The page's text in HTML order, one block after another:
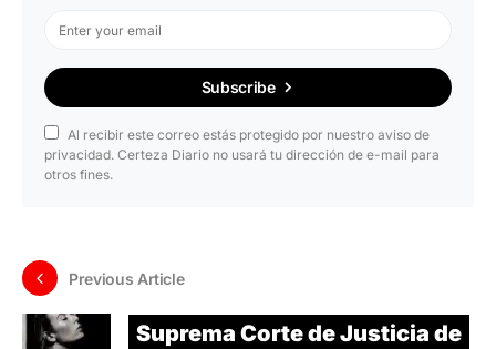
Subscribe
Al recibir este correo estás protegido por nuestro aviso de
privacidad. Certeza Diario no usará tu dirección de e-mail para
otros fines.
Previous Article
Suprema Corte de Justicia de